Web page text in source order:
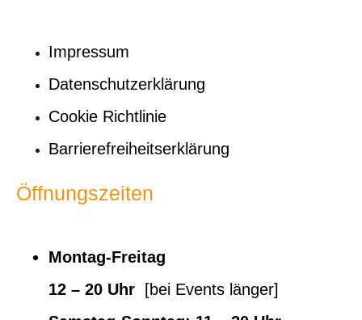
Impressum
Datenschutzerklärung
Cookie Richtlinie
Barrierefreiheitserklärung
Öffnungszeiten
Montag-Freitag
12 – 20 Uhr
[bei Events länger]